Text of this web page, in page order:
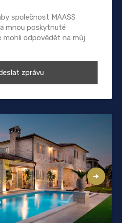
společnost MAASS
mnou poskytnuté
mohli odpovědět na můj
zprávu